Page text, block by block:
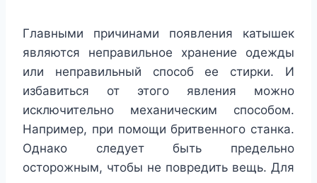
Главными причинами появления катышек
являются неправильное хранение одежды
или неправильный способ ее стирки. И
избавиться от этого явления можно
исключительно механическим способом.
Например, при помощи бритвенного станка.
Однако следует быть предельно
осторожным, чтобы не повредить вещь. Для